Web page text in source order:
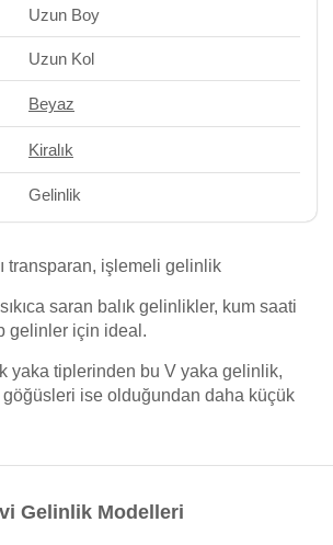
Uzun Boy
Uzun Kol
Beyaz
Kiralık
Gelinlik
transparan, işlemeli gelinlik
saran balık gelinlikler, kum saati
gelinler için ideal.
yaka tiplerinden bu V yaka gelinlik,
göğüsleri ise olduğundan daha küçük
Gelinlik Modelleri